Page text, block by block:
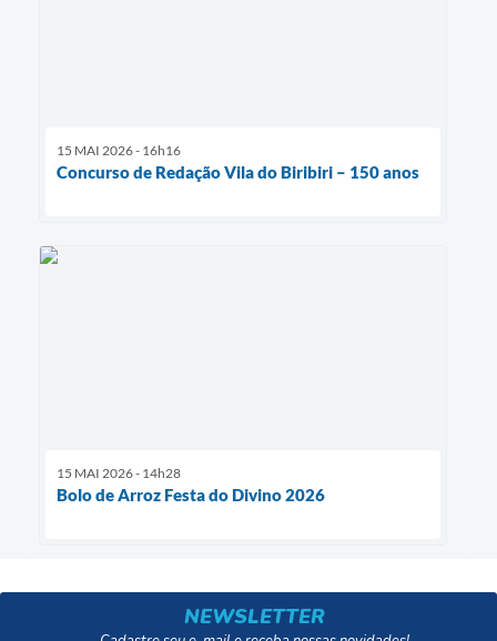
15 MAI 2026 - 16h16
Concurso de Redação Vila do Biribiri – 150 anos
15 MAI 2026 - 14h28
Bolo de Arroz Festa do Divino 2026
NEWSLETTER